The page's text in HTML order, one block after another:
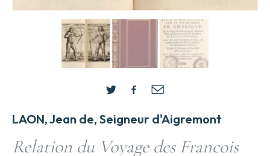
LAON, Jean de, Seigneur d'Aigremont
Relation du Voyage des Francois